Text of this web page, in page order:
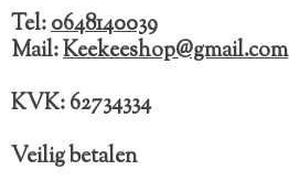
o
k
r
a
m
Tel:0648140039
Mail:Keekeeshop@gmail.com
KVK: 62734334
Veilig betalen